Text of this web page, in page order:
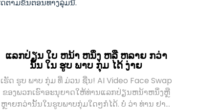
ຕາມຂັ້ນຕອນທາງລຸ່ມນີ້.
ແລກປ່ຽນ ໃບ ຫນ້າ ຫນຶ່ງ ຫລື ຫລາຍ ກວ່າ
ນັ້ນ ໃນ ຮູບ ພາບ ກຸ່ມ ໄດ້ ງ່າຍ
ເຮັດ ຮູບ ພາບ ກຸ່ມ ທີ່ ມ່ວນ ຊື່ນ! AI Video Face Swap
ຂອງພວກເຮົາອະນຸຍາດໃຫ້ທ່ານແລກປ່ຽນຫນ້າຫນຶ່ງຫຼື
ຫຼາຍກວ່ານັ້ນໃນຮູບພາບກຸ່ມໃດໆກໍໄດ້. ບໍ່ ວ່າ ທ່ານ ຢາກ